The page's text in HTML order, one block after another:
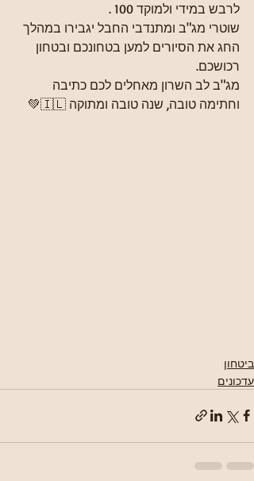
לרבש במידי ולמוקד 100 .
שוטרי מג"ב ומתנדבי החבל יגבירו במהלך
החג את הסיורים למען בטחונכם ובטחון
רכושכם.
מג"ב לב השרון מאחלים לכם כתיבה
וחתימה טובה, שנה טובה ומתוקה 🇮🇱💚
ביטחון
עדכונים